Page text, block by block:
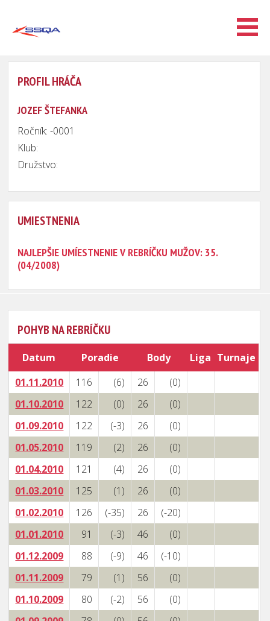
PROFIL HRÁČA
JOZEF ŠTEFANKA
Ročník: -0001
Klub:
Družstvo:
UMIESTNENIA
NAJLEPŠIE UMÍESTNENIE V REBRÍČKU MUŽOV: 35.
(04/2008)
POHYB NA REBRÍČKU
Datum Poradie Body Liga Turnaje
01.11.2010
116 (6) 26
(0)
01.10.2010
122 (0) 26
(0)
01.09.2010
122 (-3) 26
(0)
01.05.2010
119 (2) 26
(0)
01.04.2010
121 (4) 26
(0)
01.03.2010
125 (1) 26
(0)
01.02.2010
126 (-35) 26
(-20)
01.01.2010
91 (-3) 46
(0)
01.12.2009
88 (-9) 46
(-10)
01.11.2009
79 (1) 56
(0)
01.10.2009
80 (-2) 56
(0)